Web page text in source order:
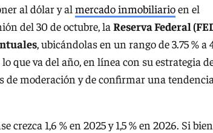
al dólar y al mercado inmobiliarioen el
del 30 de octubre, la Reserva Federal
, ubicándolas en un rango de 3.75 % a
que va del año, en línea con su estrategia
moderación y de confirmar una tendencia
1,6 % en 2025 y 1,5 % en 2026. Si